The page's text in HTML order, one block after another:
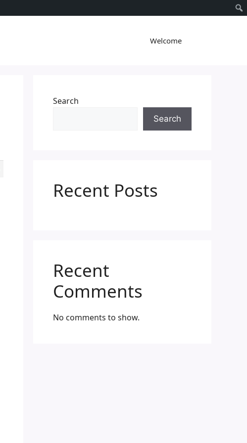
Welcome
Search
Search
Recent Posts
Recent
Comments
No comments to show.